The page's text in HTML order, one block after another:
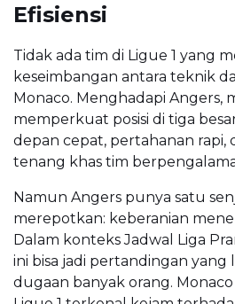
Efisiensi
Tidak ada tim di Ligue 1 yang
keseimbangan antara teknik
Monaco. Menghadapi Angers,
memperkuat posisi di tiga
depan cepat, pertahanan rapi,
tenang khas tim
Namun Angers punya satu
merepotkan: keberanian
Dalam konteks Jadwal Liga
ini bisa jadi pertandingan yang
dugaan banyak orang.